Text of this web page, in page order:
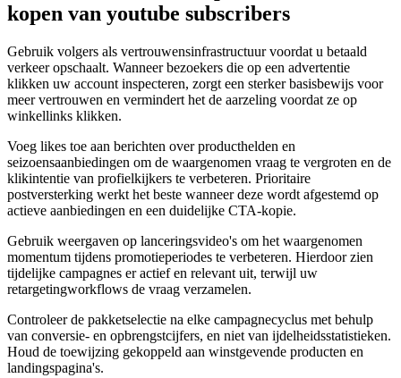
kopen van youtube subscribers
Gebruik volgers als vertrouwensinfrastructuur voordat u betaald
verkeer opschaalt. Wanneer bezoekers die op een advertentie
klikken uw account inspecteren, zorgt een sterker basisbewijs voor
meer vertrouwen en vermindert het de aarzeling voordat ze op
winkellinks klikken.
Voeg likes toe aan berichten over producthelden en
seizoensaanbiedingen om de waargenomen vraag te vergroten en de
klikintentie van profielkijkers te verbeteren. Prioritaire
postversterking werkt het beste wanneer deze wordt afgestemd op
actieve aanbiedingen en een duidelijke CTA-kopie.
Gebruik weergaven op lanceringsvideo's om het waargenomen
momentum tijdens promotieperiodes te verbeteren. Hierdoor zien
tijdelijke campagnes er actief en relevant uit, terwijl uw
retargetingworkflows de vraag verzamelen.
Controleer de pakketselectie na elke campagnecyclus met behulp
van conversie- en opbrengstcijfers, en niet van ijdelheidsstatistieken.
Houd de toewijzing gekoppeld aan winstgevende producten en
landingspagina's.